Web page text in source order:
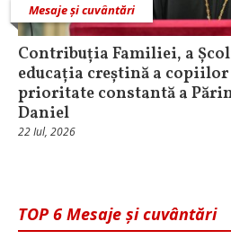
Mesaje și cuvântări
Contribuția Familiei, a
educația creștină a
prioritate constantă a
Daniel
22 Iul, 2026
TOP 6 Mesaje și cuvântări